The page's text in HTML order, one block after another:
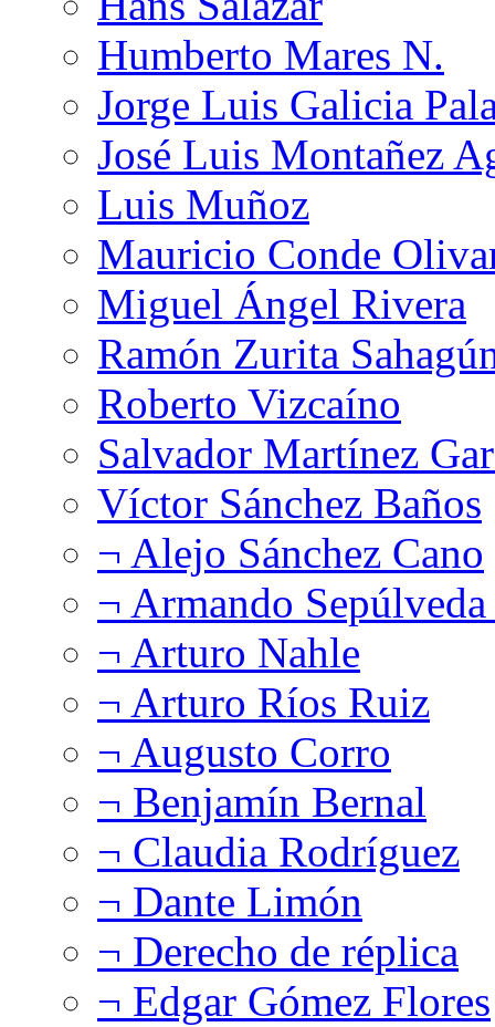
Humberto Mares N.
Jorge Luis Galicia
José Luis Montañez
Luis Muñoz
Mauricio Conde
Miguel Ángel Rivera
Ramón Zurita
Roberto Vizcaíno
Salvador Martínez
Víctor Sánchez Baños
¬ Alejo Sánchez Cano
¬ Armando
¬ Arturo Nahle
¬ Arturo Ríos Ruiz
¬ Augusto Corro
¬ Benjamín Bernal
¬ Claudia Rodríguez
¬ Dante Limón
¬ Derecho de réplica
¬ Edgar Gómez Flores